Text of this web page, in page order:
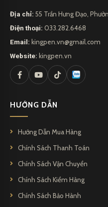
Địa chỉ: 55 Trần Hưng Đạo,
Điện thoại: 033.282.6468
Email: kingpen.vn@gmail.com
Website: kingpen.vn
HƯỚNG DẪN
Hướng Dẫn Mua Hàng
Chính Sách Thanh Toán
Chính Sách Vận Chuyển
Chính Sách Kiểm Hàng
Chính Sách Bảo Hành